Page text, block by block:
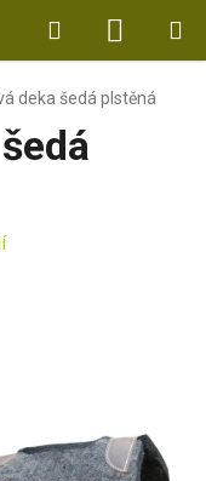
Hledat
KOŠÍK
deka šedá plstěná